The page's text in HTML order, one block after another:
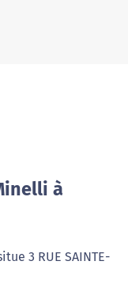
à
3 RUE SAINTE-